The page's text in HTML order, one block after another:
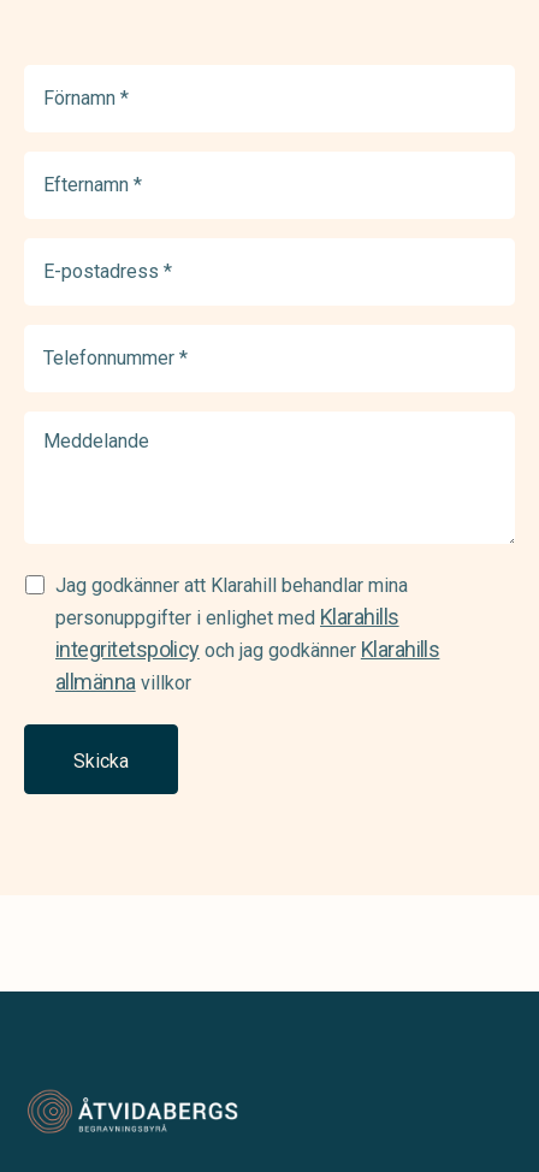
(Required)
(Required)
postadress
(Required)
Samtycke
(Required)
Jag godkänner att Klarahill behandlar mina
personuppgifter i enlighet med Klarahills
integritetspolicyoch jag godkänner Klarahills
allmännavillkor
Skicka